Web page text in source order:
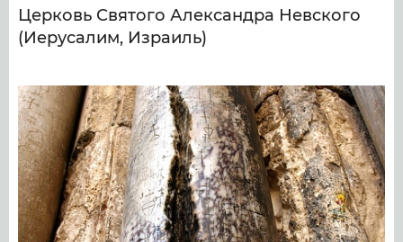
Церковь Святого Александра Невского
(Иерусалим, Израиль)